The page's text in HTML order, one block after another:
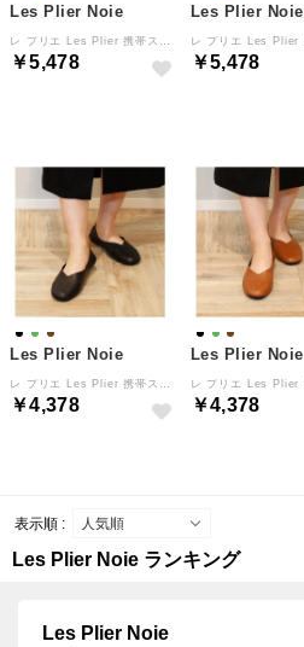
Les Plier Noie
￥5,478
Les Plier Noie
￥5,478
Les Plier Noie
￥4,378
Les Plier Noie
￥4,378
表示順 :
Les Plier Noie ランキング
Les Plier Noie